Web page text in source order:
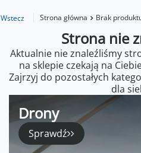
Wstecz Strona główna Brak
Strona nie
Aktualnie nie znaleźliśmy
na sklepie czekają na
Zajrzyj do pozostałych
dla
Drony
Sprawdź